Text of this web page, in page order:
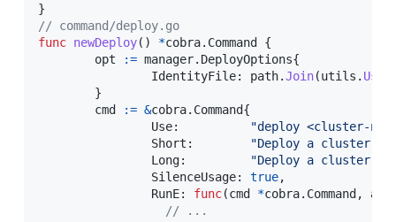
}
// command/deploy.go
func newDeploy( ) *cobra. Command {
	opt
:= manager. DeployOptions{
		IdentityFile
: path.Join(utils .
}
	cmd
:= &cobra. Command{
		Use
:
"deploy <cluster-
		Short
:
"Deploy a cluster
		Long
:
"Deploy a cluster
		SilenceUsage
: true,
		RunE
: func(cmd *cobra. Command ,
// ...